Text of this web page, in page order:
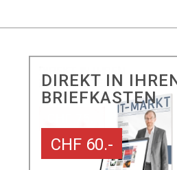
DIREKT IN
BRIEFKASTEN
CHF 60.-